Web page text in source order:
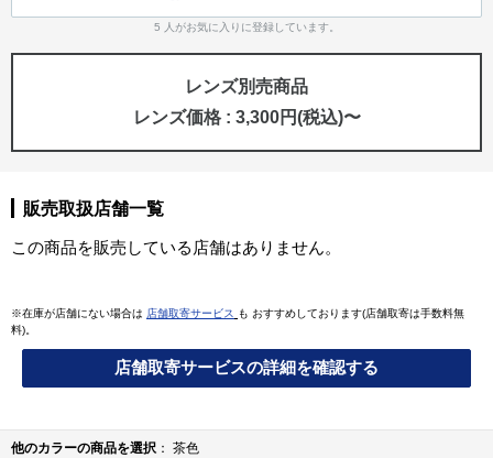
5 人がお気に入りに登録しています。
レンズ別売商品
レンズ価格 : 3,300円(税込)〜
販売取扱店舗一覧
この商品を販売している店舗はありません。
※在庫が店舗にない場合は 店舗取寄サービス
も おすすめしております(店舗取寄は手数料無
料)。
店舗取寄サービスの詳細を確認する
他のカラーの商品を選択 茶色